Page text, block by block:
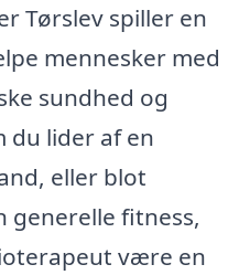
Tørslev spiller en
mennesker med
sundhed og
du lider af en
eller blot
generelle fitness,
være en